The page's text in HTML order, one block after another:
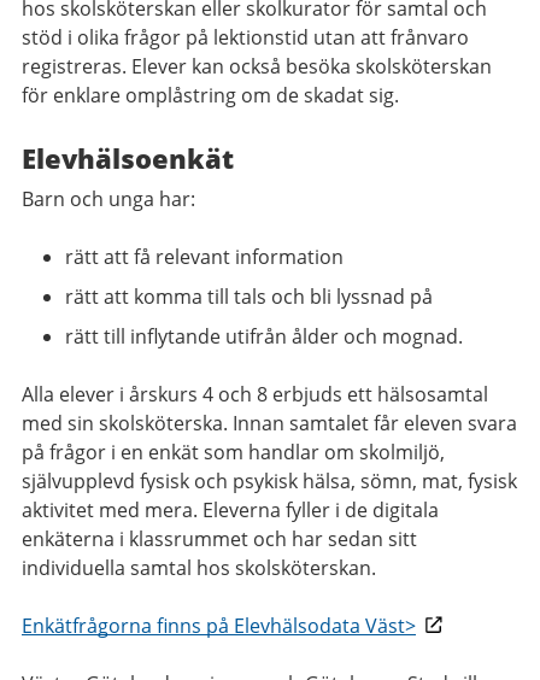
hos skolsköterskan eller skolkurator för samtal och
stöd i olika frågor på lektionstid utan att frånvaro
registreras. Elever kan också besöka skolsköterskan
för enklare omplåstring om de skadat sig.
Elevhälsoenkät
Barn och unga har:
rätt att få relevant information
rätt att komma till tals och bli lyssnad på
rätt till inflytande utifrån ålder och mognad.
Alla elever i årskurs 4 och 8 erbjuds ett hälsosamtal
med sin skolsköterska. Innan samtalet får eleven svara
på frågor i en enkät som handlar om skolmiljö,
självupplevd fysisk och psykisk hälsa, sömn, mat, fysisk
aktivitet med mera. Eleverna fyller i de digitala
enkäterna i klassrummet och har sedan sitt
individuella samtal hos skolsköterskan.
Enkätfrågorna finns på Elevhälsodata Väst>